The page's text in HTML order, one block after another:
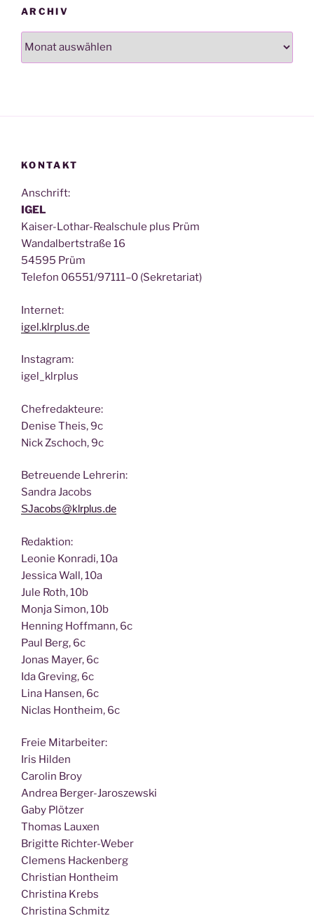
ARCHIV
KONTAKT
Anschrift:
IGEL
Kai­ser-Lothar-Real­schu­le plus Prüm
Wan­dal­bert­stra­ße 16
54595 Prüm
Tele­fon 06551/97111–0 (Sekre­ta­ri­at)
Inter­net:
igel.klrplus.de
Insta­gram:
igel_klrplus
Chef­re­dak­teu­re:
Deni­se Theis, 9c
Nick Zscho­ch, 9c
Betreu­en­de Lehrerin:
San­dra Jacobs
SJacobs@klrplus.de
Redak­ti­on:
Leo­nie Kon­ra­di, 10a
Jes­si­ca Wall, 10a
Jule Roth, 10b
Mon­ja Simon, 10b
Hen­ning Hoff­mann, 6c
Paul Berg, 6c
Jonas May­er, 6c
Ida Gre­ving, 6c
Lina Han­sen, 6c
Nic­las Hont­heim, 6c
Freie Mit­ar­bei­ter:
Iris Hilden
Caro­lin Broy
Andrea Berger-Jaroszewski
Gaby Plötzer
Tho­mas Lauxen
Bri­git­te Richter-Weber
Cle­mens Hackenberg
Chris­ti­an Hontheim
Chris­ti­na Krebs
Chris­ti­na Schmitz